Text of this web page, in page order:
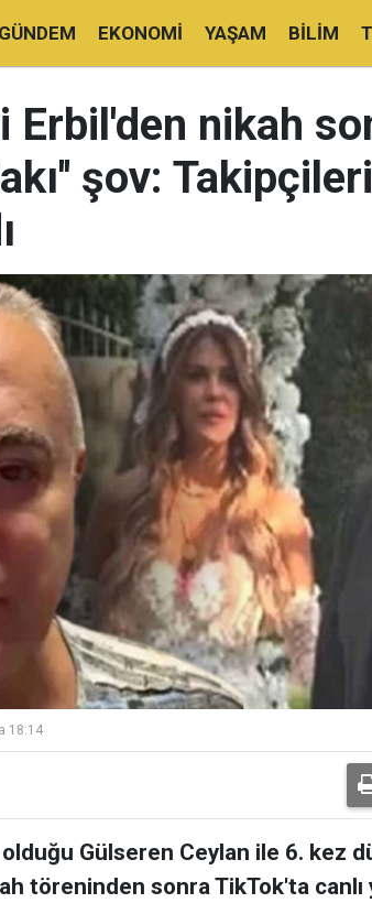
GÜNDEM EKONOMI YAŞAM BILIM
nikah
şov:
18:14
Gülseren Ceylan ile 6. kez
töreninden sonra TikTok'ta canlı